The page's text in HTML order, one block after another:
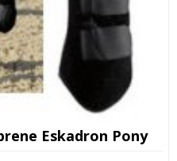
Eskadron Pony